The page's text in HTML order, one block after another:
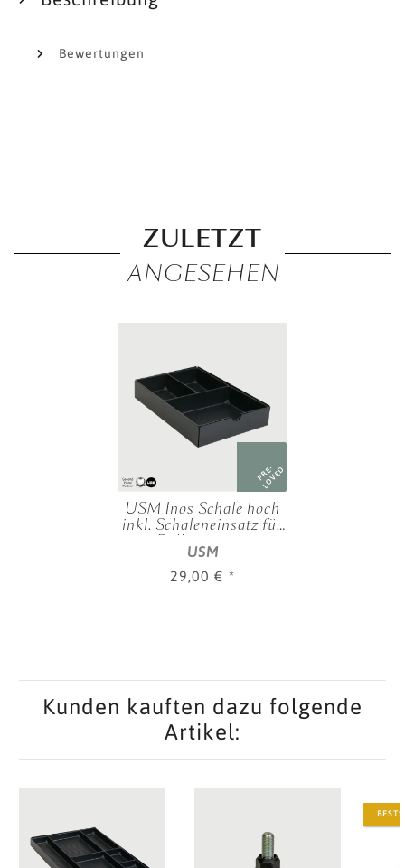
Bewertungen
ZULETZT
ANGESEHEN
PRE-
LOVED
USM Inos Schale hoch
inkl. Schaleneinsatz für
Rollcontainer
USM
29,00 € *
Kunden kauften dazu folgende
Artikel: